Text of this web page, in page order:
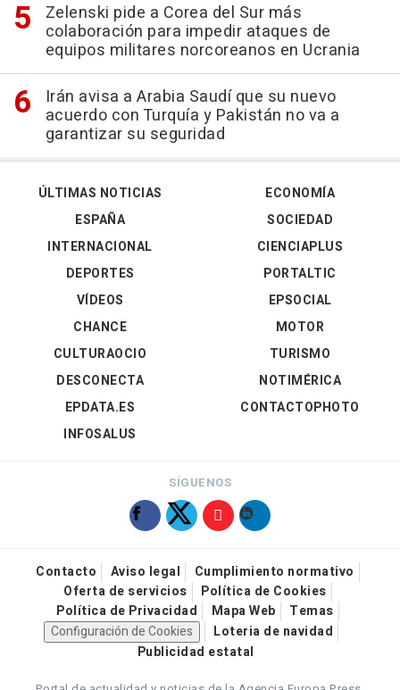
Zelenski pide a Corea del Sur más
colaboración para impedir ataques de
equipos militares norcoreanos en Ucrania
Irán avisa a Arabia Saudí que su nuevo
acuerdo con Turquía y Pakistán no va a
garantizar su seguridad
ÚLTIMAS NOTICIAS
ESPAÑA
INTERNACIONAL
DEPORTES
VÍDEOS
ECONOMÍA
SOCIEDAD
CIENCIAPLUS
PORTALTIC
EPSOCIAL
CHANCE
CULTURAOCIO
DESCONECTA
EPDATA.ES
INFOSALUS
MOTOR
TURISMO
NOTIMÉRICA
CONTACTOPHOTO
SÍGUENOS
Contacto Aviso legal
Cumplimiento normativo
Oferta de servicios
Política de Cookies
Política de Privacidad
Mapa Web
Temas
Configuración de Cookies
Loteria de navidad
Publicidad estatal